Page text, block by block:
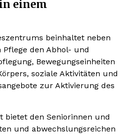
einem
beinhaltet neben
den Abhol- und
Bewegungseinheiten
soziale Aktivitäten und
zur Aktivierung des
bietet den Seniorinnen und
und abwechslungsreichen